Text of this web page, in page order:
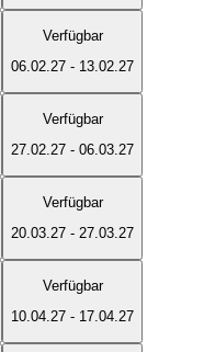
Verfügbar
06.02.27 - 13.02.27
Verfügbar
27.02.27 - 06.03.27
Verfügbar
20.03.27 - 27.03.27
Verfügbar
10.04.27 - 17.04.27